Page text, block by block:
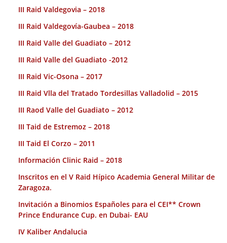
III Raid Valdegovia – 2018
III Raid Valdegovía-Gaubea – 2018
III Raid Valle del Guadiato – 2012
III Raid Valle del Guadiato -2012
III Raid Vic-Osona – 2017
III Raid Vlla del Tratado Tordesillas Valladolid – 2015
III Raod Valle del Guadiato – 2012
III Taid de Estremoz – 2018
III Taid El Corzo – 2011
Información Clinic Raid – 2018
Inscritos en el V Raid Hípico Academia General Militar de
Zaragoza.
Invitación a Binomios Españoles para el CEI** Crown
Prince Endurance Cup. en Dubai- EAU
IV Kaliber Andalucia